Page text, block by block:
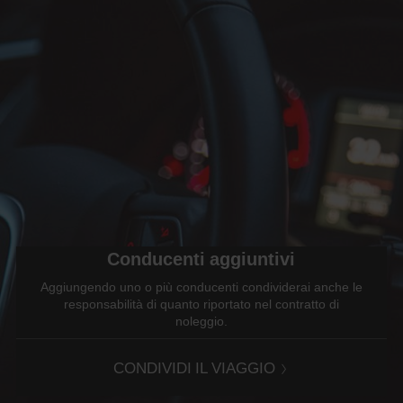
Conducenti aggiuntivi
Aggiungendo uno o più conducenti condividerai anche le
responsabilità di quanto riportato nel contratto di
noleggio.
CONDIVIDI IL VIAGGIO